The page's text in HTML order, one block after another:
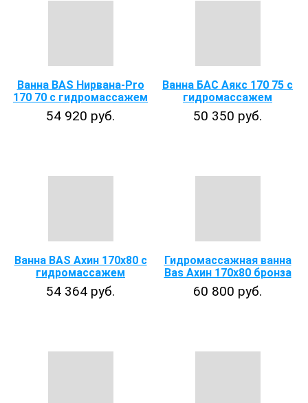
Ванна BAS Нирвана-Pro
170 70 с гидромассажем
54 920 руб.
Ванна БАС Аякс 170 75 с
гидромассажем
50 350 руб.
Ванна BAS Ахин 170х80 с
гидромассажем
54 364 руб.
Гидромассажная ванна
Bas Ахин 170х80 бронза
60 800 руб.